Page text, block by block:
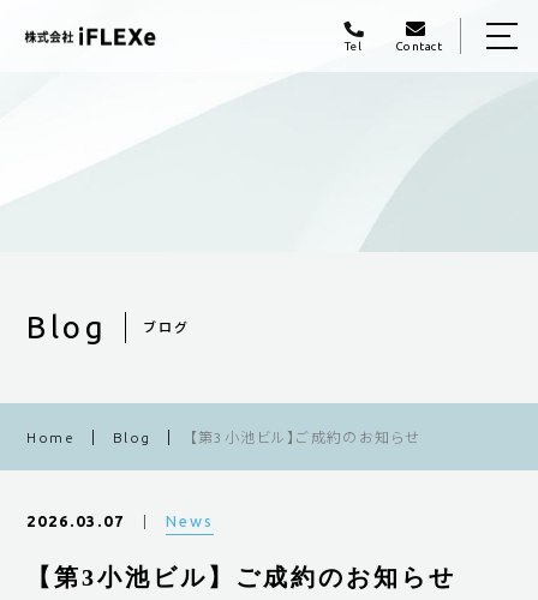
Tel Contact
Blog ブログ
Home Blog 【第3小池ビル】ご成約のお知らせ
2026.03.07 News
【第3小池ビル】ご成約のお知らせ
Home
050-3749-2210